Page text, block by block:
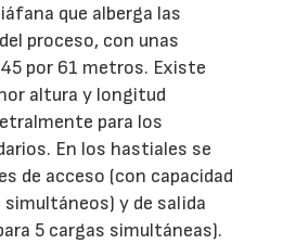
que alberga las
proceso, con unas
por 61 metros. Existe
altura y longitud
para los
En los hastiales se
de acceso (con capacidad
simultáneos) y de salida
5 cargas simultáneas).